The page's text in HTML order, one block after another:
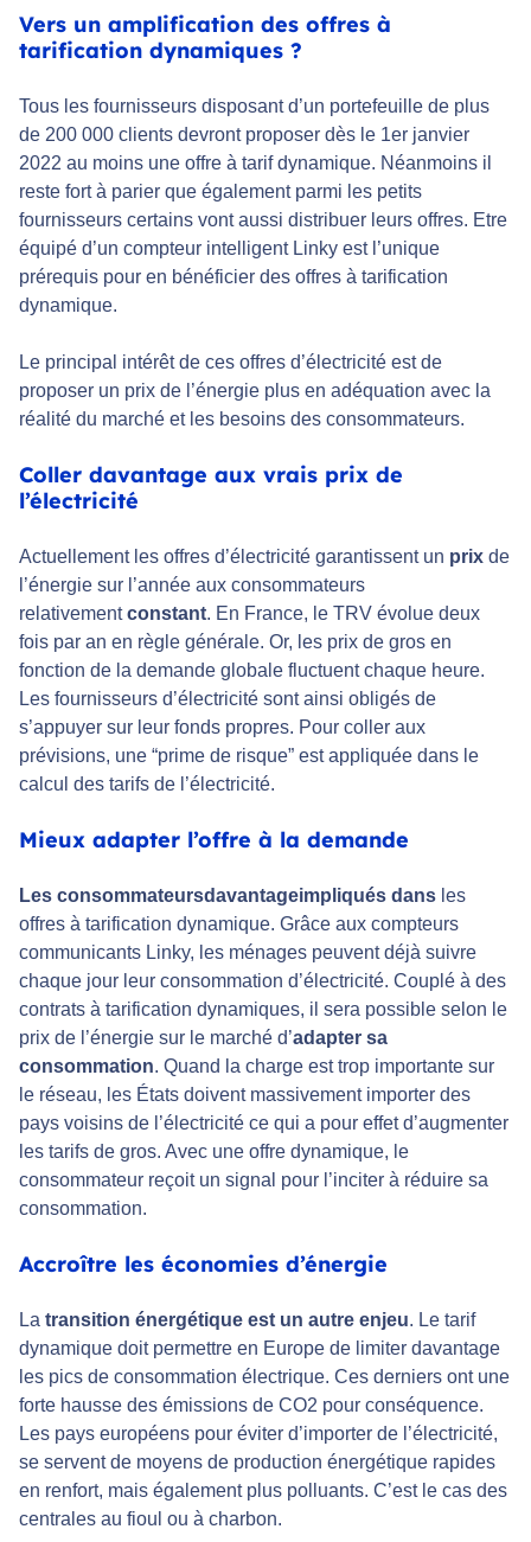
Vers un amplification des offres à
tarification dynamiques ?
Tous les fournisseurs disposant d’un portefeuille de plus
de 200 000 clients devront proposer dès le 1er janvier
2022 au moins une offre à tarif dynamique. Néanmoins il
reste fort à parier que également parmi les petits
fournisseurs certains vont aussi distribuer leurs offres. Etre
équipé d’un compteur intelligent Linky est l’unique
prérequis pour en bénéficier des offres à tarification
dynamique.
Le principal intérêt de ces offres d’électricité est de
proposer un prix de l’énergie plus en adéquation avec la
réalité du marché et les besoins des consommateurs.
Coller davantage aux vrais prix de
l’électricité
Actuellement les offres d’électricité garantissent un prix de
l’énergie sur l’année aux consommateurs
relativementconstant. En France, le TRV évolue deux
fois par an en règle générale. Or, les prix de gros en
fonction de la demande globale fluctuent chaque heure.
Les fournisseurs d’électricité sont ainsi obligés de
s’appuyer sur leur fonds propres. Pour coller aux
prévisions, une “prime de risque” est appliquée dans le
calcul des tarifs de l’électricité.
Mieux adapter l’offre à la demande
Les consommateursdavantageimpliqués dans les
offres à tarification dynamique. Grâce aux compteurs
communicants Linky, les ménages peuvent déjà suivre
chaque jour leur consommation d’électricité. Couplé à des
contrats à tarification dynamiques, il sera possible selon le
prix de l’énergie sur le marché d’adapter sa
consommation. Quand la charge est trop importante sur
le réseau, les États doivent massivement importer des
pays voisins de l’électricité ce qui a pour effet d’augmenter
les tarifs de gros. Avec une offre dynamique, le
consommateur reçoit un signal pour l’inciter à réduire sa
consommation.
Accroître les économies d’énergie
La transition énergétique est un autre enjeu. Le tarif
dynamique doit permettre en Europe de limiter davantage
les pics de consommation électrique. Ces derniers ont une
forte hausse des émissions de CO2 pour conséquence.
Les pays européens pour éviter d’importer de l’électricité,
se servent de moyens de production énergétique rapides
en renfort, mais également plus polluants. C’est le cas des
centrales au fioul ou à charbon.